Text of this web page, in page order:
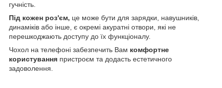
гучність.
Під кожен роз'єм, це може бути для зарядки, навушників,
динаміків або інше, є окремі акуратні отвори, які не
перешкоджають доступу до їх функціоналу.
Чохол на телефоні забезпечить Вам комфортне
користування пристроєм та додасть естетичного
задоволення.